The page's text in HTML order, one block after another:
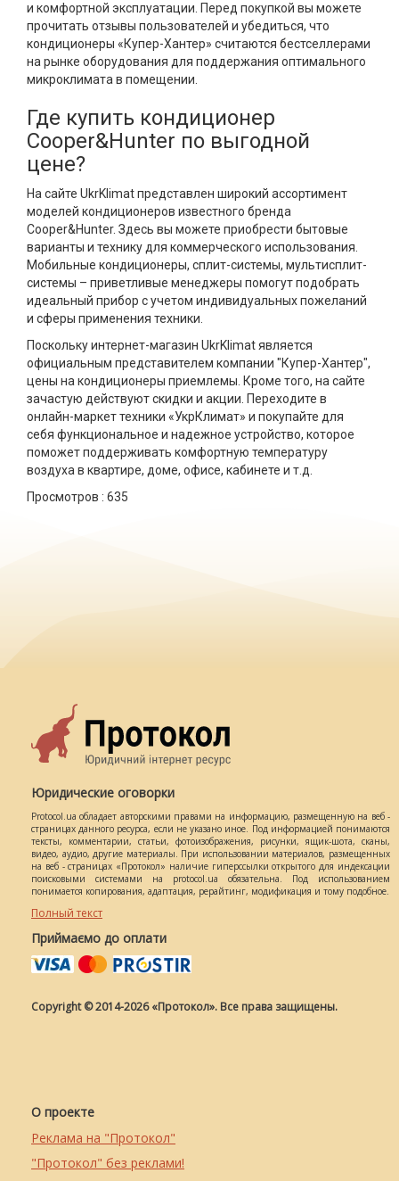
и комфортной эксплуатации. Перед покупкой вы можете
прочитать отзывы пользователей и убедиться, что
кондиционеры «Купер-Хантер» считаются бестселлерами
на рынке оборудования для поддержания оптимального
микроклимата в помещении.
Где купить кондиционер
Cooper&Hunter по выгодной
цене?
На сайте UkrKlimat представлен широкий ассортимент
моделей кондиционеров известного бренда
Cooper&Hunter. Здесь вы можете приобрести бытовые
варианты и технику для коммерческого использования.
Мобильные кондиционеры, сплит-системы, мультисплит-
системы – приветливые менеджеры помогут подобрать
идеальный прибор с учетом индивидуальных пожеланий
и сферы применения техники.
Поскольку интернет-магазин UkrKlimat является
официальным представителем компании "Купер-Хантер",
цены на кондиционеры приемлемы. Кроме того, на сайте
зачастую действуют скидки и акции. Переходите в
онлайн-маркет техники «УкрКлимат» и покупайте для
себя функциональное и надежное устройство, которое
поможет поддерживать комфортную температуру
воздуха в квартире, доме, офисе, кабинете и т.д.
Просмотров : 635
Юридические оговорки
Protocol.ua обладает авторскими правами на информацию, размещенную на веб -
страницах данного ресурса, если не указано иное. Под информацией понимаются
тексты, комментарии, статьи, фотоизображения, рисунки, ящик-шота, сканы,
видео, аудио, другие материалы. При использовании материалов, размещенных
на веб - страницах «Протокол» наличие гиперссылки открытого для индексации
поисковыми системами на protocol.ua обязательна. Под использованием
понимается копирования, адаптация, рерайтинг, модификация и тому подобное.
Полный текст
Приймаємо до оплати
Copyright © 2014-2026 «Протокол». Все права защищены.
О проекте
Реклама на "Протокол"
"Протокол" без реклами!